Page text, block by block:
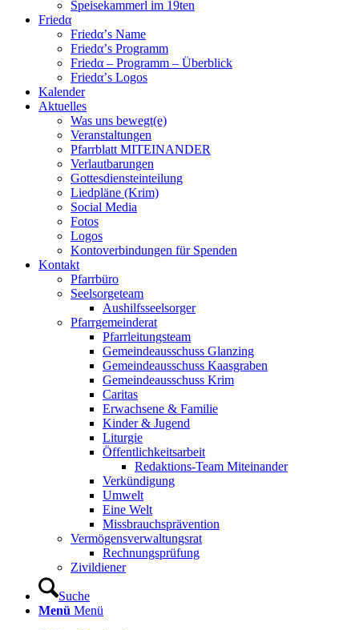
Speisekammerl im 19ten
Friedα
Friedα’s Name
Friedα’s Programm
Friedα – Programm – Überblick
Friedα’s Logos
Kalender
Aktuelles
Was uns bewegt(e)
Veranstaltungen
Pfarrblatt MITEINANDER
Verlautbarungen
Gottesdiensteinteilung
Liedpläne (Krim)
Social Media
Fotos
Logos
Kontoverbindungen für Spenden
Kontakt
Pfarrbüro
Seelsorgeteam
Aushilfsseelsorger
Pfarrgemeinderat
Pfarrleitungsteam
Gemeindeausschuss Glanzing
Gemeindeausschuss Kaasgraben
Gemeindeausschuss Krim
Caritas
Erwachsene & Familie
Kinder & Jugend
Liturgie
Öffentlichkeitsarbeit
Redaktions-Team Miteinander
Verkündigung
Umwelt
Eine Welt
Missbrauchsprävention
Vermögensverwaltungsrat
Rechnungsprüfung
Zivildiener
Suche
Menü Menü